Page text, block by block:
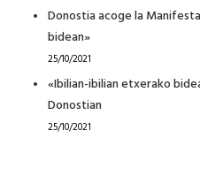
Donostia acoge la
bidean»
25/10/2021
«Ibilian-ibilian etxerako
Donostian
25/10/2021